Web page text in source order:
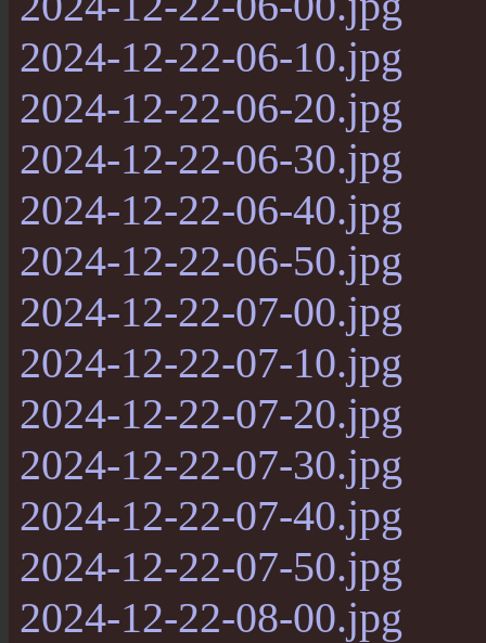
2024-12-22-06-10.jpg
2024-12-22-06-20.jpg
2024-12-22-06-30.jpg
2024-12-22-06-40.jpg
2024-12-22-06-50.jpg
2024-12-22-07-00.jpg
2024-12-22-07-10.jpg
2024-12-22-07-20.jpg
2024-12-22-07-30.jpg
2024-12-22-07-40.jpg
2024-12-22-07-50.jpg
2024-12-22-08-00.jpg